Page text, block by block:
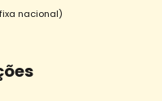
nacional)